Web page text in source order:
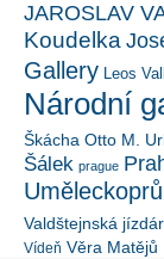
JAROSLAV
Koudelka
Gallery Leos
Národní
Škácha Otto M.
Šálek prague
Valdštejnská
Vídeň Věra Matějů